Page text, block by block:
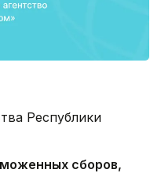
Республики
сборов,